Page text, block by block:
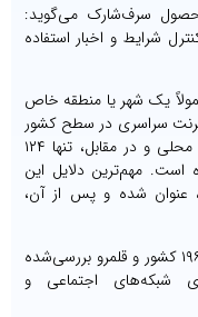
سرف‌شارک می‌گوید:
شرایط و اخبار استفاده
یک شهر یا منطقه خاص
سراسری در سطح کشور
است. تاکنون، سرف‌شارک ۵۵۸ مورد اختلال محلی و در مقابل، تنها ۱۲۴
مهم‌ترین دلایل این
عنوان شده و پس از آن،
در زمان نگارش این گزارش، ۲۴ کشور از بین ۱۹۶ کشور و قلمرو بررسی‌شده
شبکه‌های اجتماعی و